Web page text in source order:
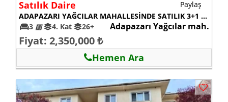
Satılık Daire
ADAPAZARI YAĞCILAR MAHALLESİNDE SATILIK 3+1 DAİRE
3 ▨ 4. Kat 26+ Adapazarı Yağcılar mah.
Fiyat: 2,350,000 ₺
Hemen Ara
Paylaş